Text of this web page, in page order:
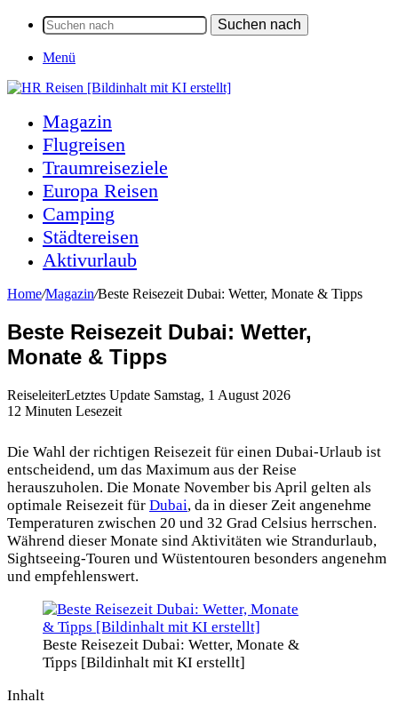
Suchen nach
Menü
Magazin
Flugreisen
Traumreiseziele
Europa Reisen
Camping
Städtereisen
Aktivurlaub
Home/Magazin/Beste Reisezeit Dubai: Wetter, Monate & Tipps
Beste Reisezeit Dubai: Wetter,
Monate & Tipps
ReiseleiterLetztes Update Samstag, 1 August 2026
12 Minuten Lesezeit
Die Wahl der richtigen Reisezeit für einen Dubai-Urlaub ist
entscheidend, um das Maximum aus der Reise
herauszuholen. Die Monate November bis April gelten als
optimale Reisezeit für Dubai, da in dieser Zeit angenehme
Temperaturen zwischen 20 und 32 Grad Celsius herrschen.
Während dieser Monate sind Aktivitäten wie Strandurlaub,
Sightseeing-Touren und Wüstentouren besonders angenehm
und empfehlenswert.
Beste Reisezeit Dubai: Wetter, Monate &
Tipps [Bildinhalt mit KI erstellt]
Inhalt